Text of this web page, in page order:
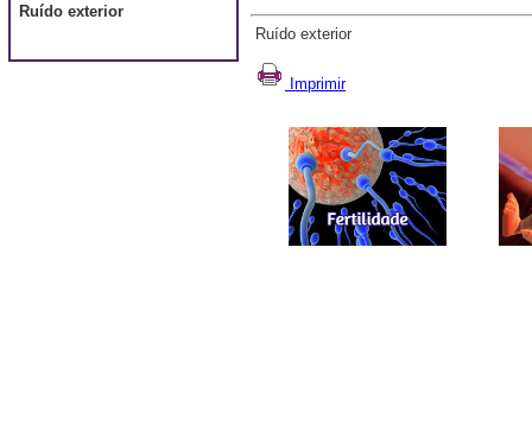
Ruído exterior
Ruído exterior
Imprimir